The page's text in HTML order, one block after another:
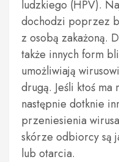
ludzkiego (HPV).
dochodzi poprzez
z osobą zakażoną.
także innych form
umożliwiają
drugą. Jeśli ktoś ma
następnie dotknie
przeniesienia
skórze odbiorcy są
lub otarcia.